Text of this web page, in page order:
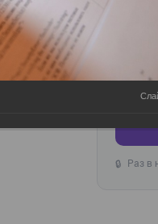
для
🔒 Раз в